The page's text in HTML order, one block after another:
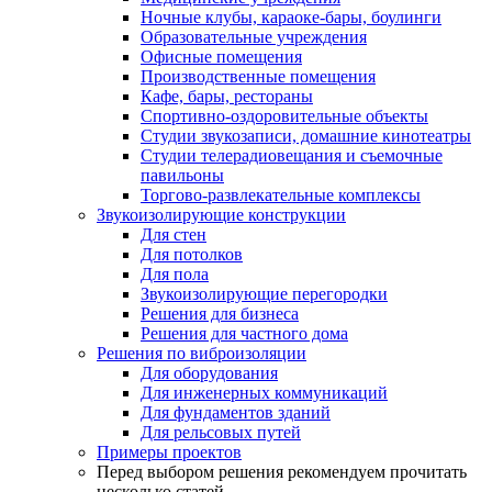
Ночные клубы, караоке-бары, боулинги
Образовательные учреждения
Офисные помещения
Производственные помещения
Кафе, бары, рестораны
Спортивно-оздоровительные объекты
Студии звукозаписи, домашние кинотеатры
Студии телерадиовещания и съемочные
павильоны
Торгово-развлекательные комплексы
Звукоизолирующие конструкции
Для стен
Для потолков
Для пола
Звукоизолирующие перегородки
Решения для бизнеса
Решения для частного дома
Решения по виброизоляции
Для оборудования
Для инженерных коммуникаций
Для фундаментов зданий
Для рельсовых путей
Примеры проектов
Перед выбором решения рекомендуем прочитать